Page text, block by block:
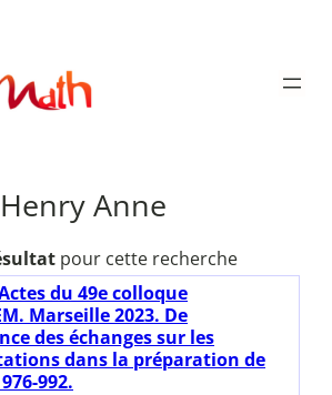
Henry Anne
pour cette recherche
du 49e colloque
Marseille 2023. De
des échanges sur les
dans la préparation de
992.